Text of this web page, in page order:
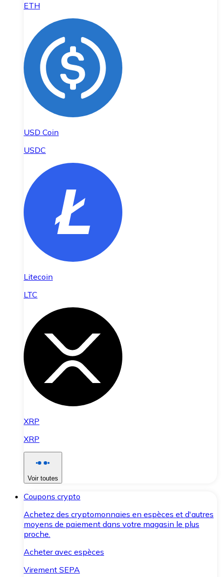
ETH
USD Coin
USDC
Litecoin
LTC
XRP
XRP
Voir toutes
Coupons crypto
Achetez des cryptomonnaies en espèces et d'autres
moyens de paiement dans votre magasin le plus
proche.
Acheter avec espèces
Virement SEPA